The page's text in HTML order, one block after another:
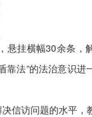
挂横幅30余条，
法”的法治意识进
信访问题的水平，